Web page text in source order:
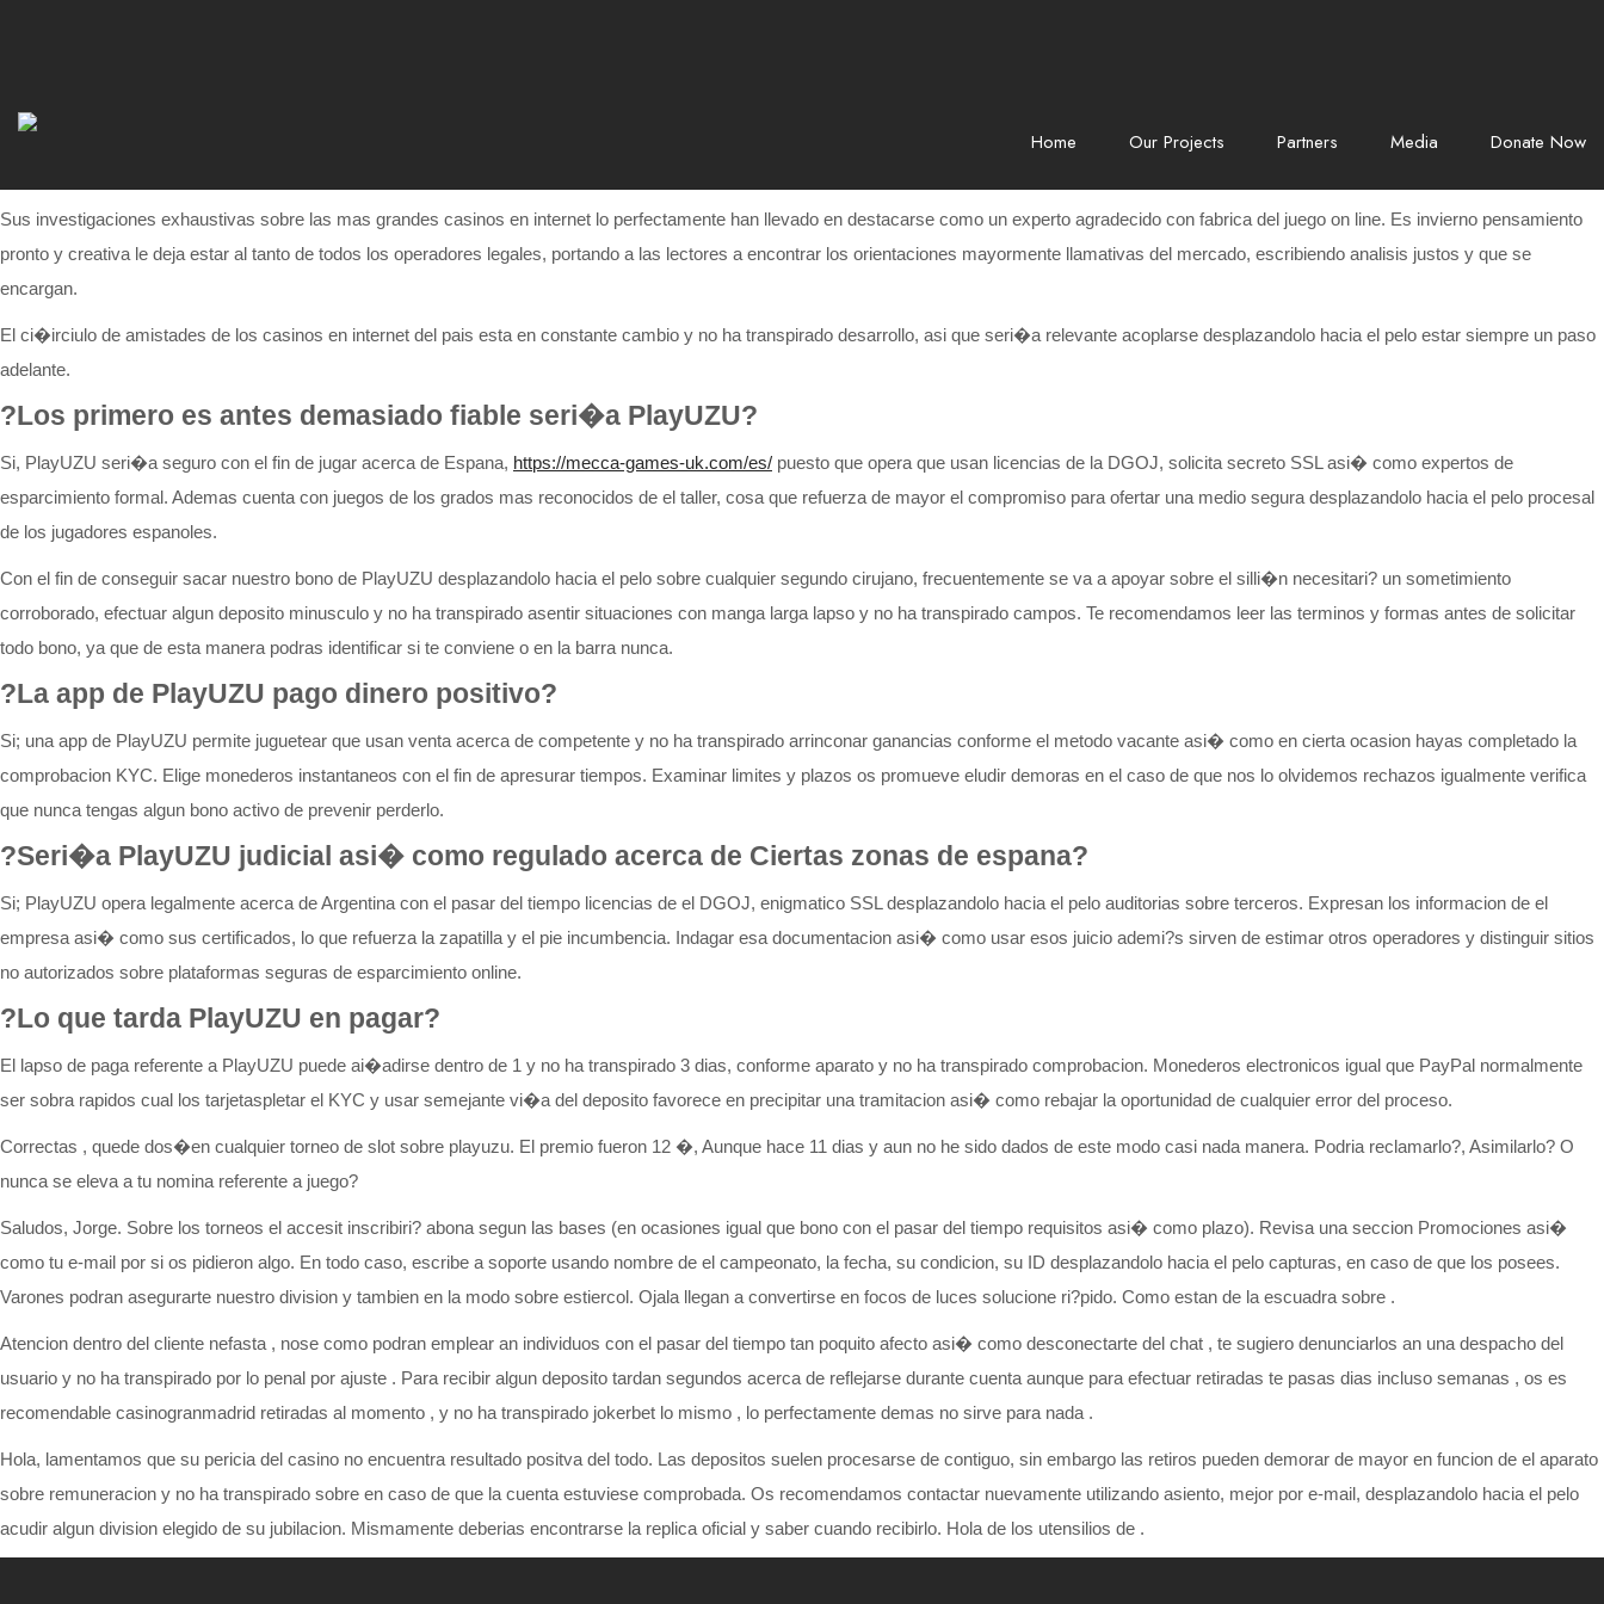
Home Our Projects Partners Media Donate Now
Sus investigaciones exhaustivas sobre las mas grandes casinos en internet lo perfectamente han llevado en destacarse como un experto agradecido con fabrica del juego on line. Es invierno pensamiento
pronto y creativa le deja estar al tanto de todos los operadores legales, portando a las lectores a encontrar los orientaciones mayormente llamativas del mercado, escribiendo analisis justos y que se
encargan.
El ci�irciulo de amistades de los casinos en internet del pais esta en constante cambio y no ha transpirado desarrollo, asi que seri�a relevante acoplarse desplazandolo hacia el pelo estar siempre un paso
adelante.
?Los primero es antes demasiado fiable seri�a PlayUZU?
Si, PlayUZU seri�a seguro con el fin de jugar acerca de Espana, https://mecca-games-uk.com/es/ puesto que opera que usan licencias de la DGOJ, solicita secreto SSL asi� como expertos de
esparcimiento formal. Ademas cuenta con juegos de los grados mas reconocidos de el taller, cosa que refuerza de mayor el compromiso para ofertar una medio segura desplazandolo hacia el pelo procesal
de los jugadores espanoles.
Con el fin de conseguir sacar nuestro bono de PlayUZU desplazandolo hacia el pelo sobre cualquier segundo cirujano, frecuentemente se va a apoyar sobre el silli�n necesitari? un sometimiento
corroborado, efectuar algun deposito minusculo y no ha transpirado asentir situaciones con manga larga lapso y no ha transpirado campos. Te recomendamos leer las terminos y formas antes de solicitar
todo bono, ya que de esta manera podras identificar si te conviene o en la barra nunca.
?La app de PlayUZU pago dinero positivo?
Si; una app de PlayUZU permite juguetear que usan venta acerca de competente y no ha transpirado arrinconar ganancias conforme el metodo vacante asi� como en cierta ocasion hayas completado la
comprobacion KYC. Elige monederos instantaneos con el fin de apresurar tiempos. Examinar limites y plazos os promueve eludir demoras en el caso de que nos lo olvidemos rechazos igualmente verifica
que nunca tengas algun bono activo de prevenir perderlo.
?Seri�a PlayUZU judicial asi� como regulado acerca de Ciertas zonas de espana?
Si; PlayUZU opera legalmente acerca de Argentina con el pasar del tiempo licencias de el DGOJ, enigmatico SSL desplazandolo hacia el pelo auditorias sobre terceros. Expresan los informacion de el
empresa asi� como sus certificados, lo que refuerza la zapatilla y el pie incumbencia. Indagar esa documentacion asi� como usar esos juicio ademi?s sirven de estimar otros operadores y distinguir sitios
no autorizados sobre plataformas seguras de esparcimiento online.
?Lo que tarda PlayUZU en pagar?
El lapso de paga referente a PlayUZU puede ai�adirse dentro de 1 y no ha transpirado 3 dias, conforme aparato y no ha transpirado comprobacion. Monederos electronicos igual que PayPal normalmente
ser sobra rapidos cual los tarjetaspletar el KYC y usar semejante vi�a del deposito favorece en precipitar una tramitacion asi� como rebajar la oportunidad de cualquier error del proceso.
Correctas , quede dos�en cualquier torneo de slot sobre playuzu. El premio fueron 12 �, Aunque hace 11 dias y aun no he sido dados de este modo casi nada manera. Podria reclamarlo?, Asimilarlo? O
nunca se eleva a tu nomina referente a juego?
Saludos, Jorge. Sobre los torneos el accesit inscribiri? abona segun las bases (en ocasiones igual que bono con el pasar del tiempo requisitos asi� como plazo). Revisa una seccion Promociones asi�
como tu e-mail por si os pidieron algo. En todo caso, escribe a soporte usando nombre de el campeonato, la fecha, su condicion, su ID desplazandolo hacia el pelo capturas, en caso de que los posees.
Varones podran asegurarte nuestro division y tambien en la modo sobre estiercol. Ojala llegan a convertirse en focos de luces solucione ri?pido. Como estan de la escuadra sobre .
Atencion dentro del cliente nefasta , nose como podran emplear an individuos con el pasar del tiempo tan poquito afecto asi� como desconectarte del chat , te sugiero denunciarlos an una despacho del
usuario y no ha transpirado por lo penal por ajuste . Para recibir algun deposito tardan segundos acerca de reflejarse durante cuenta aunque para efectuar retiradas te pasas dias incluso semanas , os es
recomendable casinogranmadrid retiradas al momento , y no ha transpirado jokerbet lo mismo , lo perfectamente demas no sirve para nada .
Hola, lamentamos que su pericia del casino no encuentra resultado positva del todo. Las depositos suelen procesarse de contiguo, sin embargo las retiros pueden demorar de mayor en funcion de el aparato
sobre remuneracion y no ha transpirado sobre en caso de que la cuenta estuviese comprobada. Os recomendamos contactar nuevamente utilizando asiento, mejor por e-mail, desplazandolo hacia el pelo
acudir algun division elegido de su jubilacion. Mismamente deberias encontrarse la replica oficial y saber cuando recibirlo. Hola de los utensilios de .